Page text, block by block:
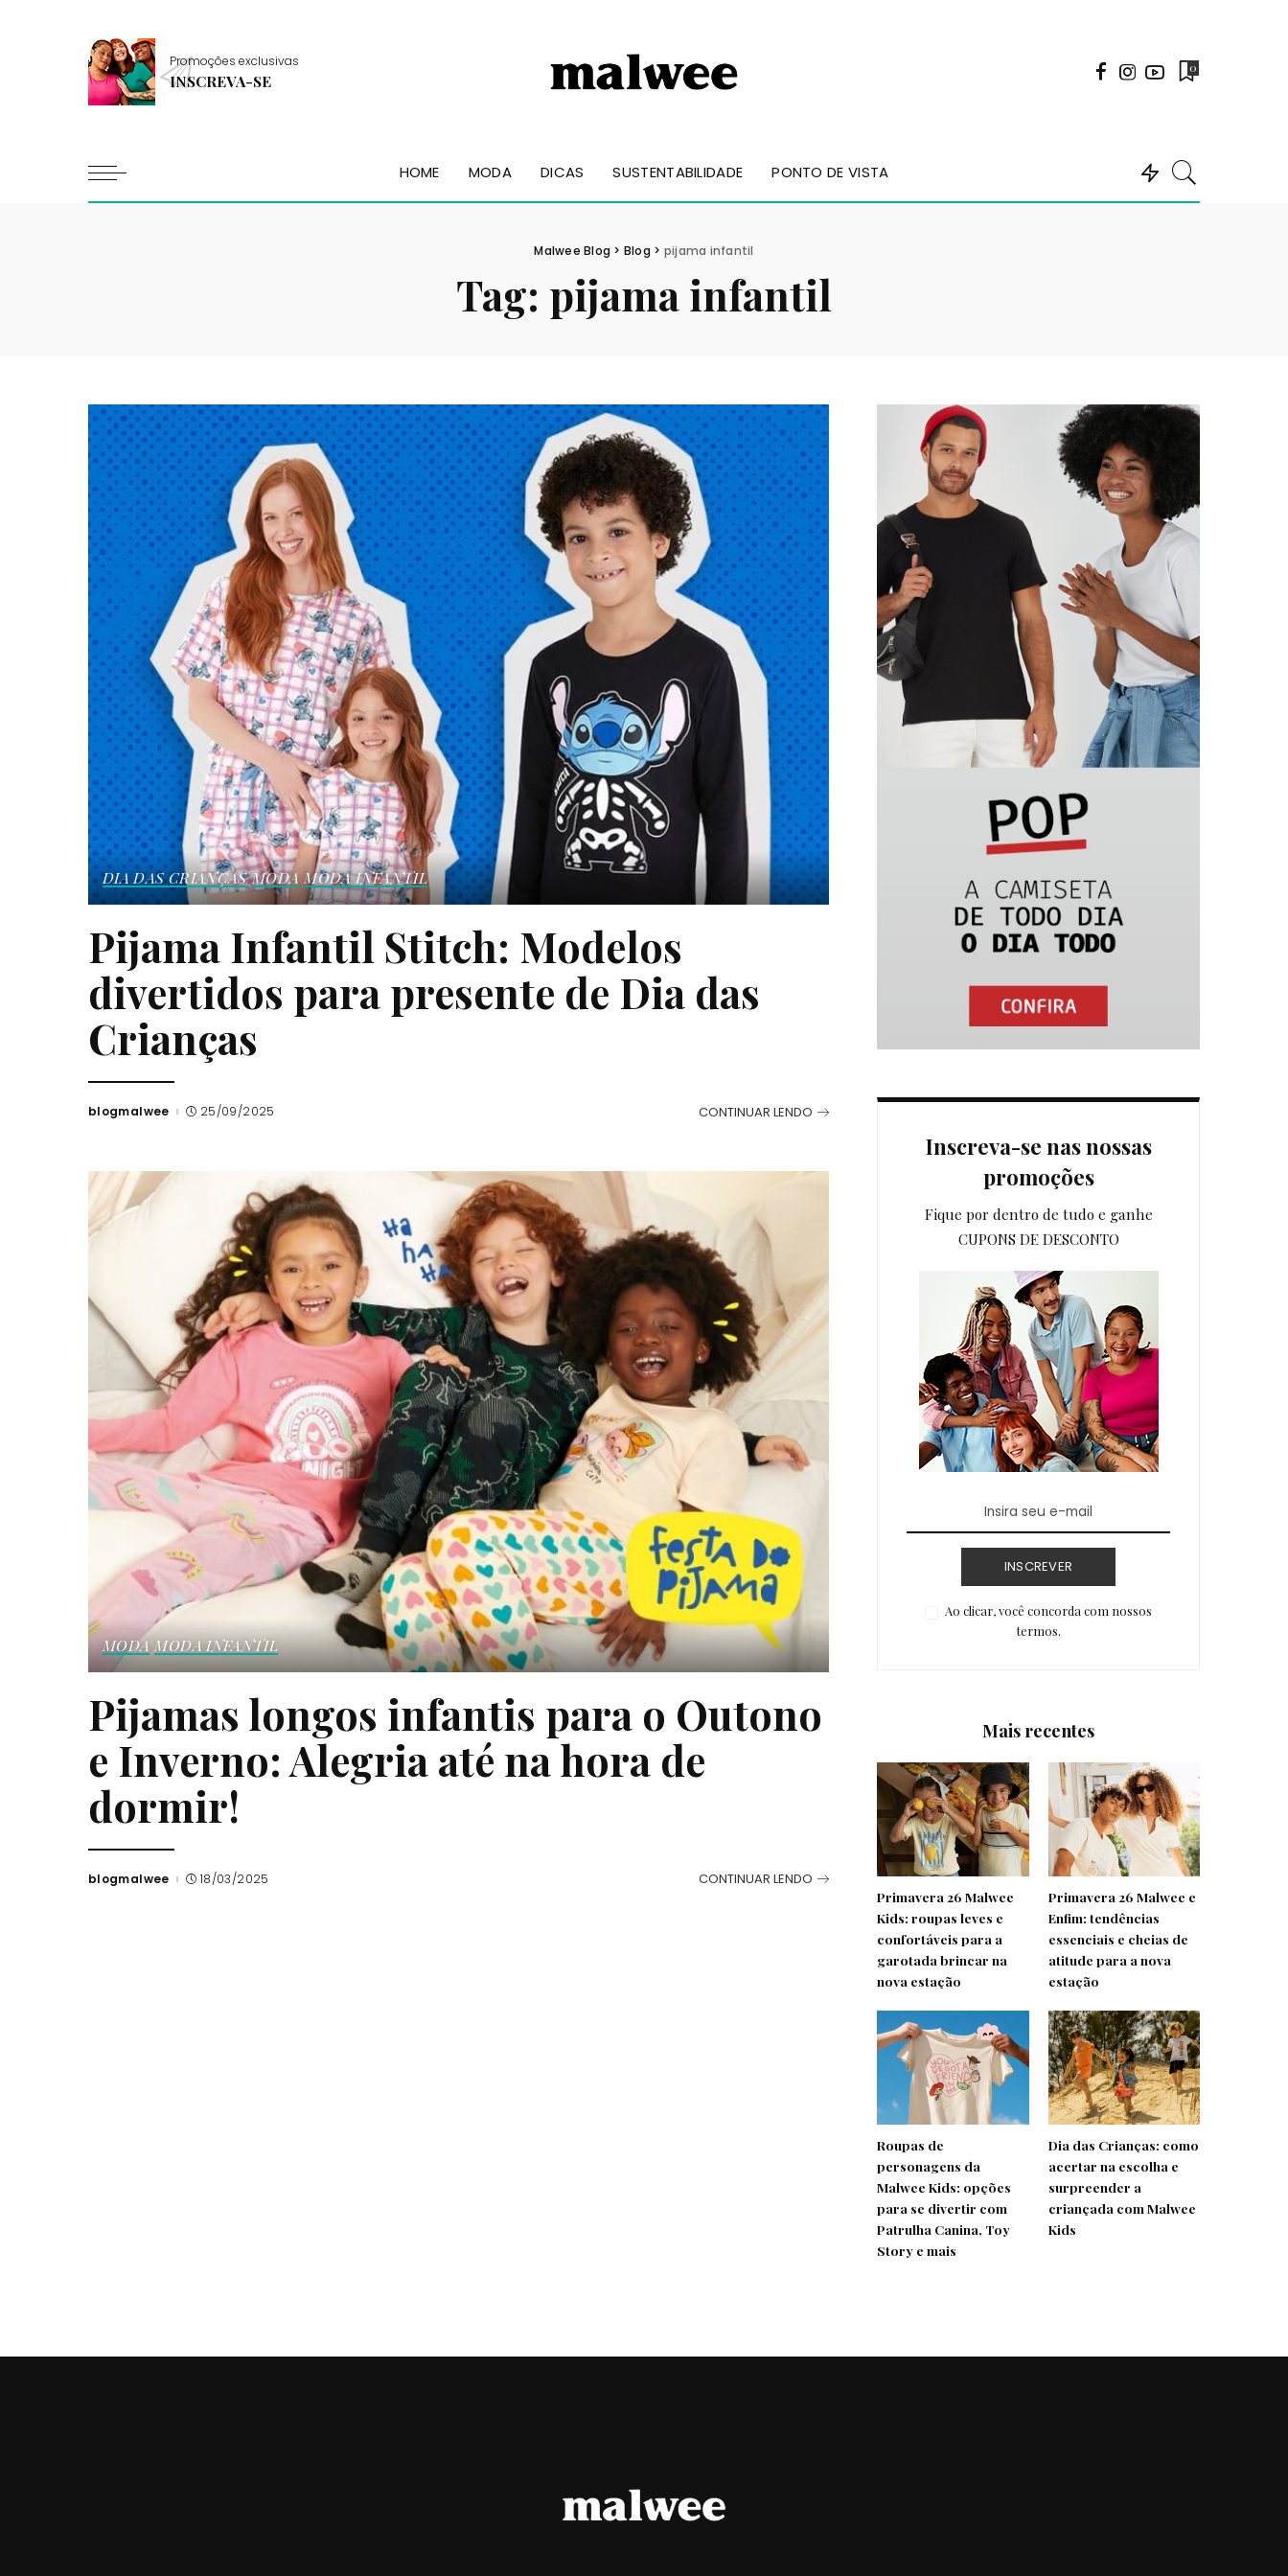
Promoções exclusivas
INSCREVA-SE
0
HOME MODA DICAS SUSTENTABILIDADE PONTO DE VISTA
Malwee Blog > Blog > pijama infantil
Tag: pijama infantil
DIA DAS CRIANÇAS MODA MODA INFANTIL
Pijama Infantil Stitch: Modelos
divertidos para presente de Dia das
Crianças
Posted
blogmalwee 25/09/2025 CONTINUAR LENDO
MODA MODA INFANTIL
Pijamas longos infantis para o Outono
e Inverno: Alegria até na hora de
dormir!
Posted
blogmalwee 18/03/2025 CONTINUAR LENDO
Inscreva-se nas nossas
promoções
Fique por dentro de tudo e ganhe
CUPONS DE DESCONTO
INSCREVER
Ao clicar, você concorda com nossos
termos.
Mais recentes
Primavera 26 Malwee
Kids: roupas leves e
confortáveis para a
garotada brincar na
nova estação
Primavera 26 Malwee e
Enfim: tendências
essenciais e cheias de
atitude para a nova
estação
Roupas de
personagens da
Malwee Kids: opções
para se divertir com
Patrulha Canina, Toy
Story e mais
Dia das Crianças: como
acertar na escolha e
surpreender a
criançada com Malwee
Kids